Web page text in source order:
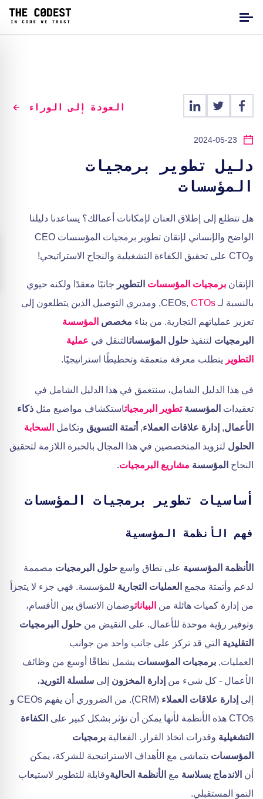
العودة إلى الوراء
2024-05-23
دليل تطوير برمجيات
المؤسسات
هل تتطلع إلى إطلاق العنان لإمكانات أعمالك؟ يساعدنا دليلنا
الواضح والإنساني لإتقان تطوير برمجيات المؤسسات CEO
وCTO على تحقيق الكفاءة التشغيلية والنجاح الاستراتيجي!
الإتقان برمجيات المؤسسات التطوير جانبًا معقدًا ولكنه حيوي
بالنسبة لـ CEOs, CTOs
, ومديري التوصيل الذين يتطلعون إلى
تعزيز عملياتهم التجارية. من بناء مخصص المؤسسة
البرمجيات لتنفيذ حلول المؤسساتالتنقل في عملية
التطوير يتطلب معرفة متعمقة وتخطيطًا استراتيجيًا.
في هذا الدليل الشامل، سنتعمق في هذا الدليل الشامل في
تعقيدات المؤسسةتطوير البرمجياتاستكشاف مواضيع مثل ذكاء
الأعمال, إدارة علاقات العملاء, أتمتة التسويق وتكامل السحابة
الحلول لتزويد المتخصصين في هذا المجال بالخبرة اللازمة لتحقيق
النجاح المؤسسة مشاريع البرمجيات.
أساسيات تطوير برمجيات المؤسسات
فهم الأنظمة المؤسسية
الأنظمة المؤسسية على نطاق واسع حلول البرمجيات مصممة
لدعم وأتمتة مجمع العمليات التجارية للمؤسسة. فهي جزء لا يتجزأ
من إدارة كميات هائلة من البياناتوضمان الاتساق بين الأقسام،
وتوفير رؤية موحدة للأعمال. على النقيض من حلول البرمجيات
التقليدية التي قد تركز على جانب واحد من جوانب
العمليات, برمجيات المؤسسات يشمل نطاقًا أوسع من وظائف
الأعمال - كل شيء من إدارة المخزون إلى سلسلة التوريد،
إلى إدارة علاقات العملاء
(CRM). من الضروري أن يفهم CEOs و
CTOs هذه الأنظمة لأنها يمكن أن تؤثر بشكل كبير على
الكفاءة
التشغيلية وقدرات اتخاذ القرار. الفعالية برمجيات
المؤسسات يتماشى مع الأهداف الاستراتيجية للشركة، يمكن
أن الاندماج بسلاسة مع الأنظمة الحاليةوقابلة للتطوير لاستيعاب
النمو المستقبلي.